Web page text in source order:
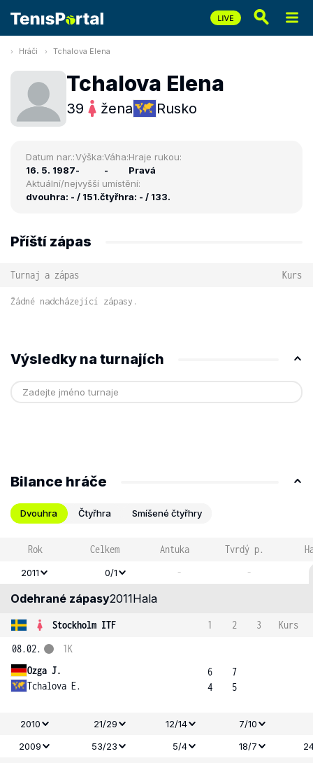
Hráči Tchalova Elena
Tchalova Elena
39 žena Rusko
Datum nar.:
16. 5. 1987
Výška:
-
Váha:
-
Hraje rukou:
Pravá
Aktuální/nejvyšší umístění:
dvouhra: - / 151.čtyřhra: - / 133.
Příští zápas
Turnaj a zápas Kurs
Žádné nadcházející zápasy.
Výsledky na turnajích
Bilance hráče
Dvouhra Čtyřhra Smíšené čtyřhry
Rok Celkem Antuka Tvrdý p.
2011 0/1 - -
Odehrané zápasy2011Hala
Stockholm ITF 1 2 3
Kurs
08.02.
Ozga J.
Tchalova E.
1K
6
4
7
5
2010 21/29 12/14 7/10
2009
53/23 5/4 18/7